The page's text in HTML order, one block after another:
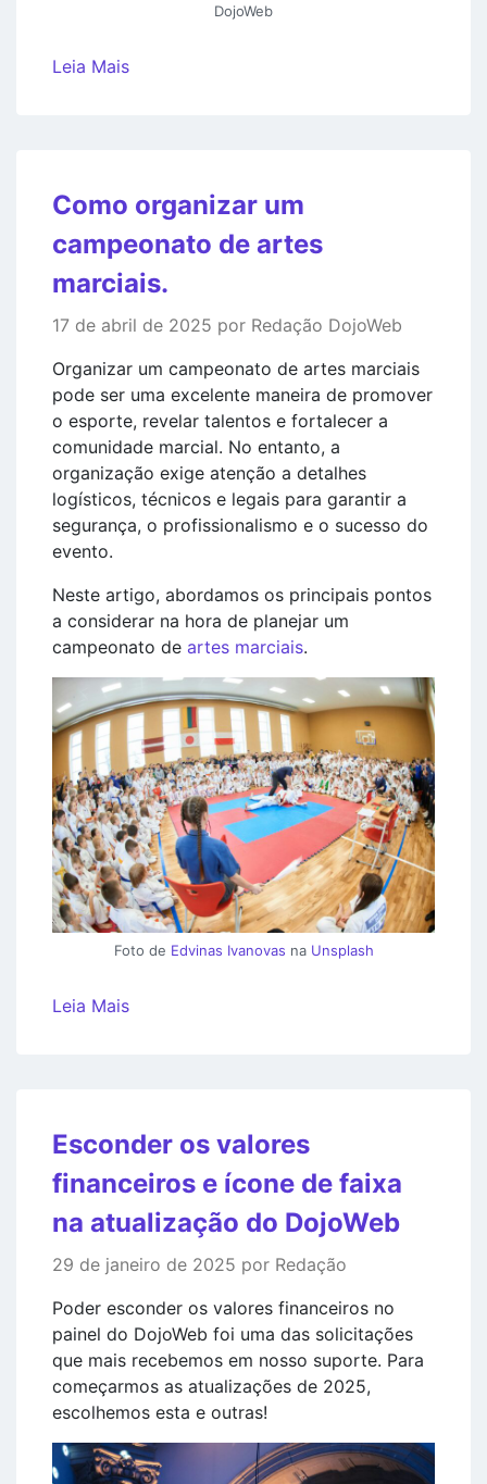
DojoWeb
Leia Mais
Como organizar um
campeonato de artes
marciais.
17 de abril de 2025 por Redação DojoWeb
Organizar um campeonato de artes marciais
pode ser uma excelente maneira de promover
o esporte, revelar talentos e fortalecer a
comunidade marcial. No entanto, a
organização exige atenção a detalhes
logísticos, técnicos e legais para garantir a
segurança, o profissionalismo e o sucesso do
evento.
Neste artigo, abordamos os principais pontos
a considerar na hora de planejar um
campeonato de artes marciais.
Foto de Edvinas Ivanovas na Unsplash
Leia Mais
Esconder os valores
financeiros e ícone de faixa
na atualização do DojoWeb
29 de janeiro de 2025 por Redação
Poder esconder os valores financeiros no
painel do DojoWeb foi uma das solicitações
que mais recebemos em nosso suporte. Para
começarmos as atualizações de 2025,
escolhemos esta e outras!